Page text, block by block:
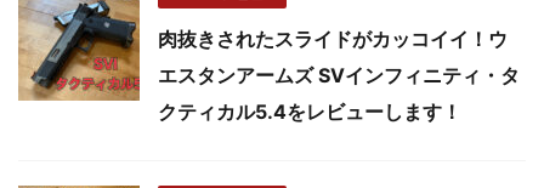
肉抜きされたスライドがカッコイイ！ウ
エスタンアームズ SVインフィニティ・タ
クティカル5.4をレビューします！